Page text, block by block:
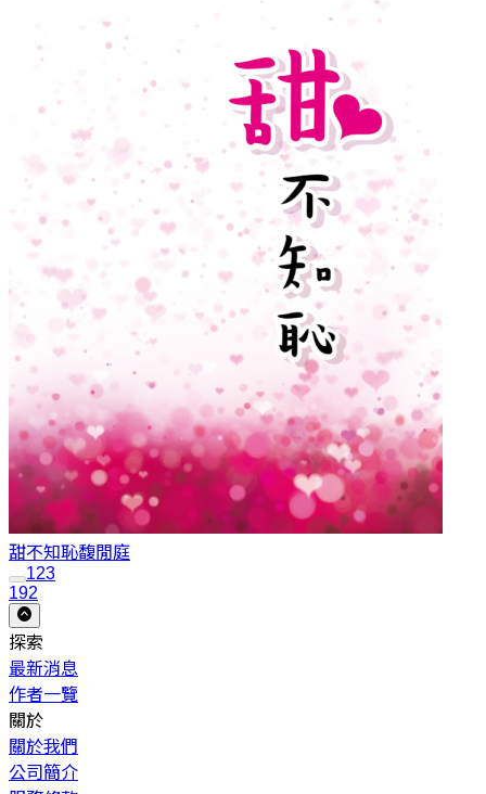
甜不知恥馥閒庭
123
192
探索
最新消息
作者一覽
關於
關於我們
公司簡介